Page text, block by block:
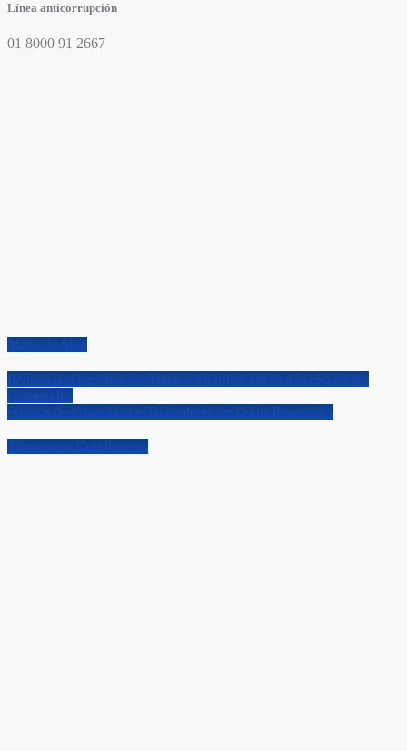
Línea anticorrupción
01 8000 91 2667
Mapa de Sitio
Política de Derechos de Autor y Autorización de Uso Sobre los
Contenidos
Política de Privacidad y Tratamiento de Datos Personales
Términos y Condiciones